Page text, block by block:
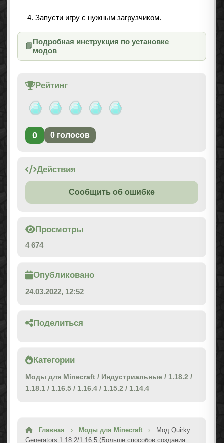
Запусти игру с нужным загрузчиком.
📘
Подробная инструкция по установке
модов
Рейтинг
0 0 голосов
Действия
Сообщить об ошибке
Просмотры
4 674
Опубликовано
24.03.2022, 12:52
Поделиться
Категории
Моды для Minecraft / Индустриальные / 1.18.2 /
1.18.1 / 1.16.5 / 1.16.4 / 1.15.2 / 1.14.4
Главная › Моды для Minecraft ›
Мод Quirky
Generators 1.18.2/1.16.5 (Больше способов создания